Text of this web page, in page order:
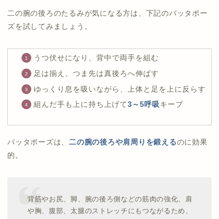
二の腕の後ろのたるみが気になる方は、下記のバッタポー
ズを試してみましょう。
うつ伏せになり、背中で両手を組む
足は揃え、つま先は真後ろへ伸ばす
ゆっくり息を吸いながら、上体と足を上に反らす
組んだ手も上に持ち上げて3～5呼吸キープ
バッタポーズは、二の腕の後ろや肩周りを鍛えるのに効果
的。
背筋やお尻、脚、腕の後ろ側などの筋肉の強化、肩
や胸、腹部、太腿のストレッチにもつながるため、